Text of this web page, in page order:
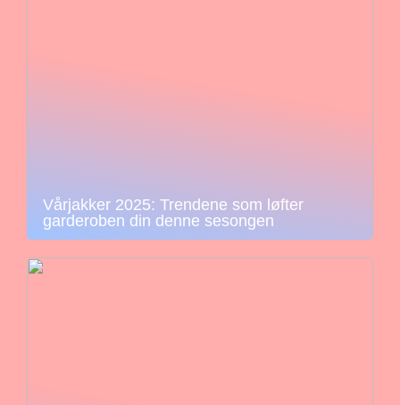
Vårjakker 2025: Trendene som løfter
garderoben din denne sesongen